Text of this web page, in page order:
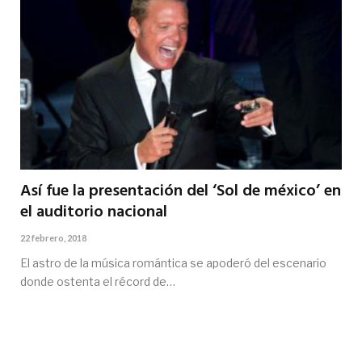
Así fue la presentación del ‘Sol de méxico’ en
el auditorio nacional
22 febrero, 2018
El astro de la música romántica se apoderó del escenario
donde ostenta el récord de…